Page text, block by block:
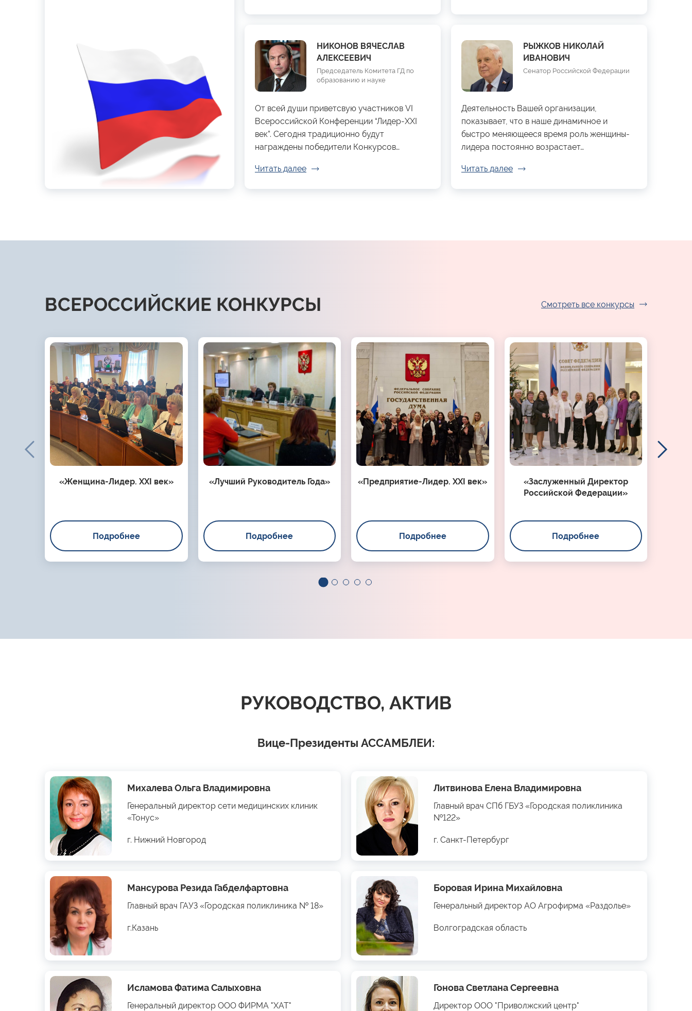
НИКОНОВ ВЯЧЕСЛАВ
АЛЕКСЕЕВИЧ
Председатель Комитета ГД по
образованию и науке
От всей души приветсвую участников VI
Всероссийской Конференции “Лидер-XXI
век”. Сегодня традиционно будут
награждены победители Конкурсов…
Читать далее
РЫЖКОВ НИКОЛАЙ
ИВАНОВИЧ
Сенатор Российской Федерации
Деятельность Вашей организации,
показывает, что в наше динамичное и
быстро меняющееся время роль женщины-
лидера постоянно возрастает…
Читать далее
ВСЕРОССИЙСКИЕ КОНКУРСЫ Смотреть все конкурсы
«Женщина-Лидер. XXI век»
Подробнее
«Лучший Руководитель Года»
Подробнее
«Предприятие-Лидер. XXI век»
Подробнее
«Заслуженный Директор
Российской Федерации»
Подробнее
РУКОВОДСТВО, АКТИВ
Вице-Президенты АССАМБЛЕИ:
Михалева Ольга Владимировна
Генеральный директор сети медицинских клиник
«Тонус»
г. Нижний Новгород
Литвинова Елена Владимировна
Главный врач СПб ГБУЗ «Городская поликлиника
№122»
г. Санкт-Петербург
Мансурова Резида Габделфартовна
Главный врач ГАУЗ «Городская поликлиника № 18»
г.Казань
Боровая Ирина Михайловна
Генеральный директор АО Агрофирма «Раздолье»
Волгоградская область
Исламова Фатима Салыховна
Генеральный директор ООО ФИРМА "ХАТ"
Гонова Светлана Сергеевна
Директор ООО "Приволжский центр"